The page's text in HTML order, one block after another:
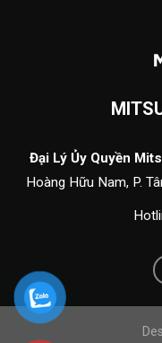
Đại Lý Ủy Quyền
Hoàng Hữu Nam, P.